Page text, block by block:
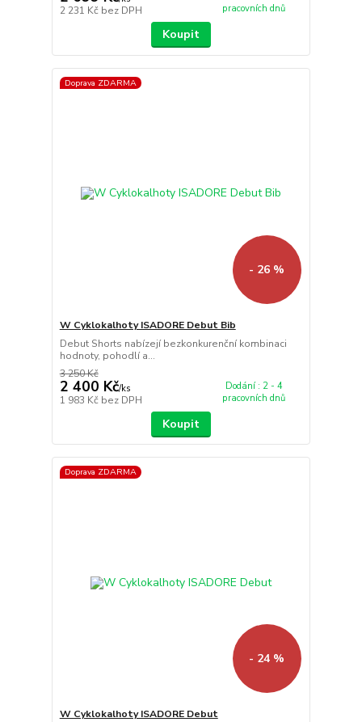
2 231 Kč bez DPH
pracovních dnů
Koupit
Doprava ZDARMA
- 26 %
W Cyklokalhoty ISADORE Debut Bib
Debut Shorts nabízejí bezkonkurenční kombinaci
hodnoty, pohodlí a...
3 250 Kč
2 400 Kč/ks
1 983 Kč bez DPH
Dodání : 2 - 4
pracovních dnů
Koupit
Doprava ZDARMA
- 24 %
W Cyklokalhoty ISADORE Debut